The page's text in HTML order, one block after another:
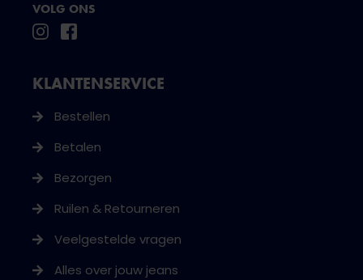
VOLG ONS
KLANTENSERVICE
Bestellen
Betalen
Bezorgen
Ruilen & Retourneren
Veelgestelde vragen
Alles over jouw jeans